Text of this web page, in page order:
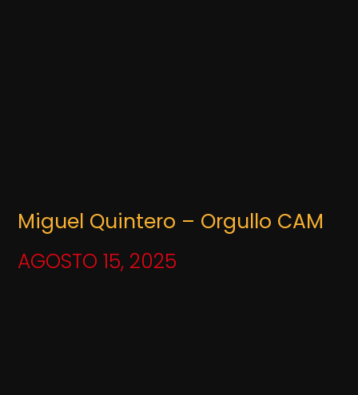
Miguel Quintero – Orgullo CAM
AGOSTO 15, 2025